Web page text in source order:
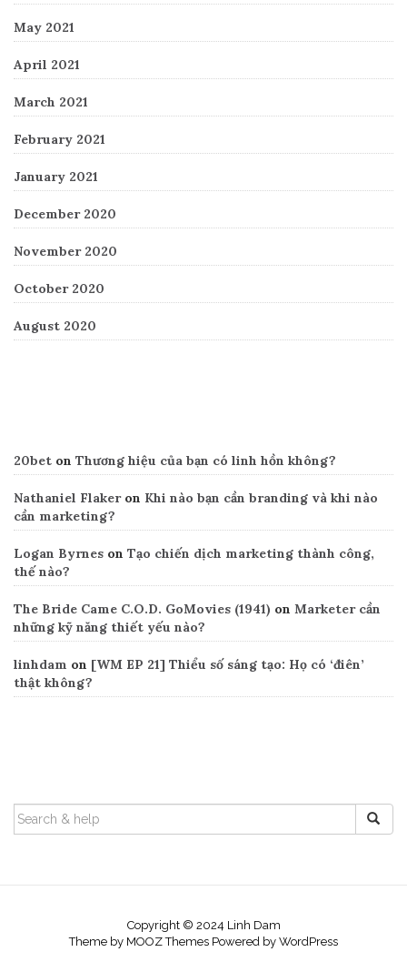
May 2021
April 2021
March 2021
February 2021
January 2021
December 2020
November 2020
October 2020
August 2020
20bet on Thương hiệu của bạn có linh hồn không?
Nathaniel Flakeron Khi nào bạn cần branding và khi nào
cần marketing?
Logan Byrnes on Tạo chiến dịch marketing thành công,
thế nào?
The Bride Came C.O.D. GoMovies (1941) on Marketer cần
những kỹ năng thiết yếu nào?
linhdam on [WM EP 21] Thiểu số sáng tạo: Họ có ‘điên’
thật không?
SEARCH
FOR:
Copyright © 2024 Linh Dam
Theme by MOOZ Themes Powered by WordPress